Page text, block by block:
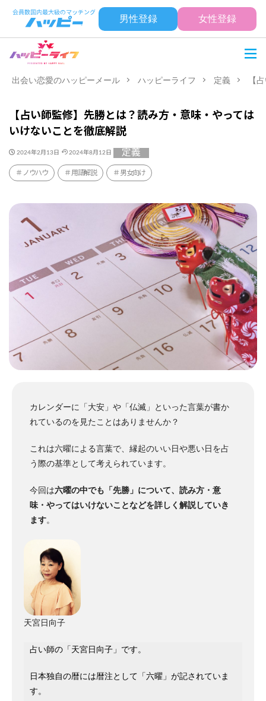
男性登録 女性登録
出会い恋愛のハッピーメール ハッピーライフ 定義 【
【占い師監修】先勝とは？読み方・意味・やっては
いけないことを徹底解説
2024年2月13日 2024年8月12日 定義
ノウハウ 用語解説 男女向け
カレンダーに「大安」や「仏滅」といった言葉が書か
れているのを見たことはありませんか？
これは六曜による言葉で、縁起のいい日や悪い日を占
う際の基準として考えられています。
今回は六曜の中でも「先勝」について、読み方・意
味・やってはいけないことなどを詳しく解説していき
ます。
天宮日向子
占い師の「天宮日向子」です。
日本独自の暦には暦注として「六曜」が記されていま
す。